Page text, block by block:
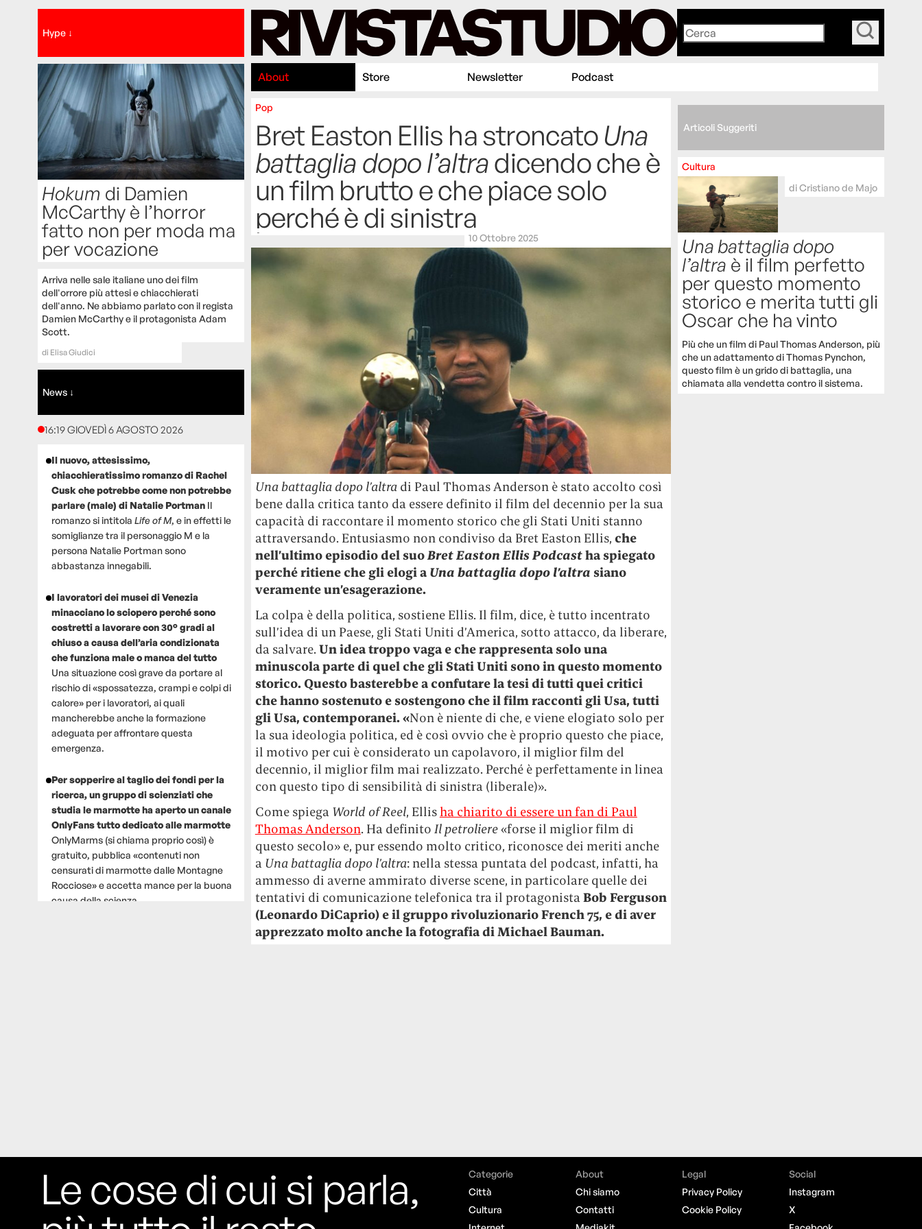
Hype ↓
Hokum di Damien
McCarthy è l’horror
fatto non per moda ma
per vocazione
Arriva nelle sale italiane uno dei film
dell'orrore più attesi e chiacchierati
dell'anno. Ne abbiamo parlato con il regista
Damien McCarthy e il protagonista Adam
Scott.
di Elisa Giudici
News ↓
16:19 GIOVEDÌ 6 AGOSTO 2026
Il nuovo, attesissimo,
chiacchieratissimo romanzo di Rachel
Cusk che potrebbe come non potrebbe
parlare (male) di Natalie Portman Il
romanzo si intitola Life of M, e in effetti le
somiglianze tra il personaggio M e la
persona Natalie Portman sono
abbastanza innegabili.
I lavoratori dei musei di Venezia
minacciano lo sciopero perché sono
costretti a lavorare con 30° gradi al
chiuso a causa dell’aria condizionata
che funziona male o manca del tutto
Una situazione così grave da portare al
rischio di «spossatezza, crampi e colpi di
calore» per i lavoratori, ai quali
mancherebbe anche la formazione
adeguata per affrontare questa
emergenza.
Per sopperire al taglio dei fondi per la
ricerca, un gruppo di scienziati che
studia le marmotte ha aperto un canale
OnlyFans tutto dedicato alle marmotte
OnlyMarms (si chiama proprio così) è
gratuito, pubblica «contenuti non
censurati di marmotte dalle Montagne
Rocciose» e accetta mance per la buona
causa della scienza.
Il Pentagono ha improvvisamente
cambiato il modo in cui conta i morti e i
feriti nella guerra in IranPare su
richiesta diretta dalla Casa Bianca.
About Store Newsletter Podcast
Pop
Bret Easton Ellis ha stroncatoUna
battaglia dopo l’altradicendo che è
un film brutto e che piace solo
perché è di sinistra
10 Ottobre 2025
Una battaglia dopo l’altradi Paul Thomas Anderson è stato accolto così
bene dalla critica tanto da essere definito il film del decennio per la sua
capacità di raccontare il momento storico che gli Stati Uniti stanno
attraversando. Entusiasmo non condiviso da Bret Easton Ellis, che
nell’ultimo episodio del suoBret Easton Ellis Podcastha spiegato
perché ritiene che gli elogi a Una battaglia dopo l’altra siano
veramente un’esagerazione.
La colpa è della politica, sostiene Ellis. Il film, dice, è tutto incentrato
sull’idea di un Paese, gli Stati Uniti d’America, sotto attacco, da liberare,
da salvare. Un idea troppo vaga e che rappresenta solo una
minuscola parte di quel che gli Stati Uniti sono in questo momento
storico. Questo basterebbe a confutare la tesi di tutti quei critici
che hanno sostenuto e sostengono che il film racconti gli Usa, tutti
gli Usa, contemporanei. «Non è niente di che, e viene elogiato solo per
la sua ideologia politica, ed è così ovvio che è proprio questo che piace,
il motivo per cui è considerato un capolavoro, il miglior film del
decennio, il miglior film mai realizzato. Perché è perfettamente in linea
con questo tipo di sensibilità di sinistra (liberale)».
Come spiega World of Reel, Ellis ha chiarito di essere un fan di Paul
Thomas Anderson. Ha definito Il petroliere«forse il miglior film di
questo secolo» e, pur essendo molto critico, riconosce dei meriti anche
a Una battaglia dopo l’altra: nella stessa puntata del podcast, infatti, ha
ammesso di averne ammirato diverse scene, in particolare quelle dei
tentativi di comunicazione telefonica tra il protagonista Bob Ferguson
(Leonardo DiCaprio) e il gruppo rivoluzionario French 75, e di aver
apprezzato molto anche la fotografia di Michael Bauman.
Articoli Suggeriti
Cultura
diCristiano de Majo
Una battaglia dopo
l’altra è il film perfetto
per questo momento
storico e merita tutti gli
Oscar che ha vinto
Più che un film di Paul Thomas Anderson, più
che un adattamento di Thomas Pynchon,
questo film è un grido di battaglia, una
chiamata alla vendetta contro il sistema.
Le cose di cui si parla,
Categorie
Città
Cultura
About
Chi siamo
Contatti
Legal
Privacy Policy
Cookie Policy
Social
Instagram
X